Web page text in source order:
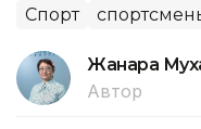
Спорт
Жанара
Автор